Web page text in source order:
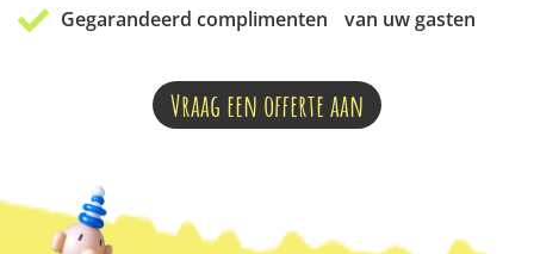
Gegarandeerd complimenten van uw gasten
Vraag een offerte aan